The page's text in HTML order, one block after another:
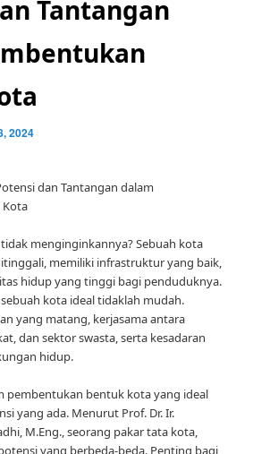
Tantangan
2024
dan Tantangan dalam
menginginkannya? Sebuah kota
memiliki infrastruktur yang baik,
hidup yang tinggi bagi penduduknya.
kota ideal tidaklah mudah.
yang matang, kerjasama antara
dan sektor swasta, serta kesadaran
hidup.
pembentukan bentuk kota yang ideal
yang ada. Menurut Prof. Dr. Ir.
M.Eng., seorang pakar tata kota,
yang berbeda-beda. Penting bagi